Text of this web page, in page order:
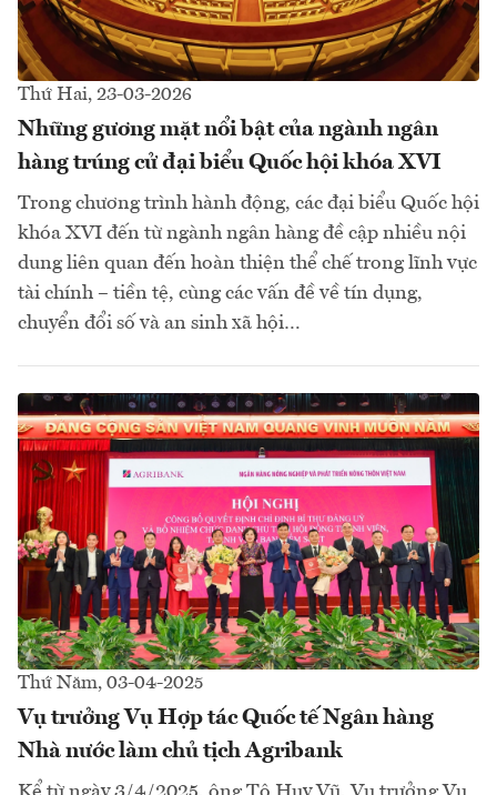
Thứ Hai, 23-03-2026
Những gương mặt nổi bật của ngành ngân
hàng trúng cử đại biểu Quốc hội khóa XVI
Trong chương trình hành động, các đại biểu Quốc hội
khóa XVI đến từ ngành ngân hàng đề cập nhiều nội
dung liên quan đến hoàn thiện thể chế trong lĩnh vực
tài chính – tiền tệ, cùng các vấn đề về tín dụng,
chuyển đổi số và an sinh xã hội…
Thứ Năm, 03-04-2025
Vụ trưởng Vụ Hợp tác Quốc tế Ngân hàng
Nhà nước làm chủ tịch Agribank